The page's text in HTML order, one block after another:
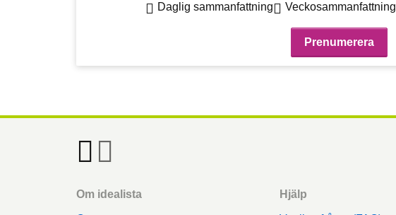
Daglig sammanfattning Veckosammanfattning
Footer
Om idealista Hjälp